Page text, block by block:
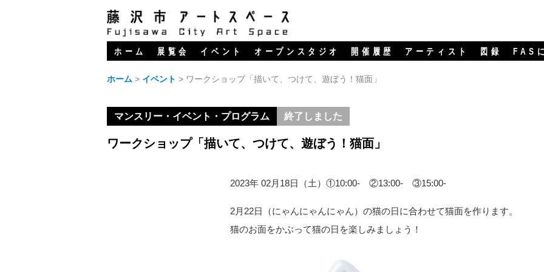
ホーム 展覧会 イベント オープンスタジオ 開催履歴 アーティスト 図録 FAS
ホーム > イベント > ワークショップ「描いて、つけて、遊ぼう！猫面」
マンスリー・イベント・プログラム 終了しました
ワークショップ「描いて、つけて、遊ぼう！猫面」
2023年 02月18日（土）①10:00- ②13:00- ③15:00-
2月22日（にゃんにゃんにゃん）の猫の日に合わせて猫面を作ります。
猫のお面をかぶって猫の日を楽しみましょう！